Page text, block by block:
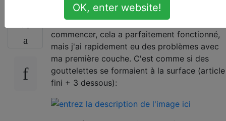
10
J'ai récemment changé de filament et pour
commencer, cela a parfaitement fonctionné,
mais j'ai rapidement eu des problèmes avec
ma première couche. C'est comme si des
gouttelettes se formaient à la surface (article
fini + 3 dessous):
OK, enter website!